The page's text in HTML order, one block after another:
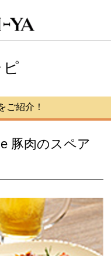
ご紹介！
豚肉のスペア